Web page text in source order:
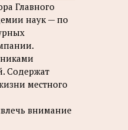
Главного
наук — по
Содержат
местного
внимание